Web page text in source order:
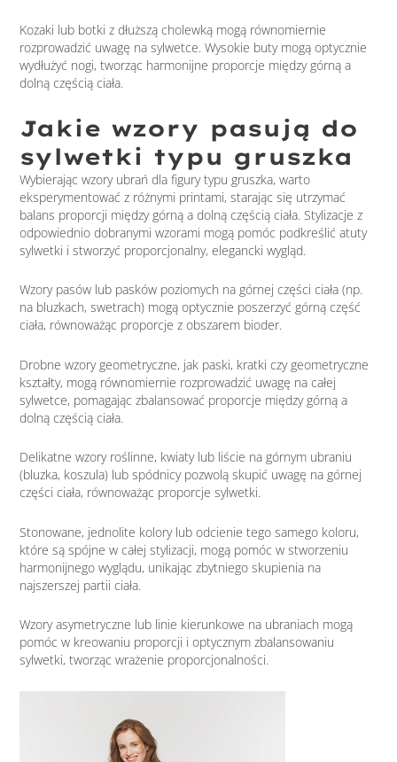
Kozaki lub botki z dłuższą cholewką mogą równomiernie
rozprowadzić uwagę na sylwetce. Wysokie buty mogą optycznie
wydłużyć nogi, tworząc harmonijne proporcje między górną a
dolną częścią ciała.
Jakie wzory pasują do
sylwetki typu gruszka
Wybierając wzory ubrań dla figury typu gruszka, warto
eksperymentować z różnymi printami, starając się utrzymać
balans proporcji między górną a dolną częścią ciała. Stylizacje z
odpowiednio dobranymi wzorami mogą pomóc podkreślić atuty
sylwetki i stworzyć proporcjonalny, elegancki wygląd.
Wzory pasów lub pasków poziomych na górnej części ciała (np.
na bluzkach, swetrach) mogą optycznie poszerzyć górną część
ciała, równoważąc proporcje z obszarem bioder.
Drobne wzory geometryczne, jak paski, kratki czy geometryczne
kształty, mogą równomiernie rozprowadzić uwagę na całej
sylwetce, pomagając zbalansować proporcje między górną a
dolną częścią ciała.
Delikatne wzory roślinne, kwiaty lub liście na górnym ubraniu
(bluzka, koszula) lub spódnicy pozwolą skupić uwagę na górnej
części ciała, równoważąc proporcje sylwetki.
Stonowane, jednolite kolory lub odcienie tego samego koloru,
które są spójne w całej stylizacji, mogą pomóc w stworzeniu
harmonijnego wyglądu, unikając zbytniego skupienia na
najszerszej partii ciała.
Wzory asymetryczne lub linie kierunkowe na ubraniach mogą
pomóc w kreowaniu proporcji i optycznym zbalansowaniu
sylwetki, tworząc wrażenie proporcjonalności.